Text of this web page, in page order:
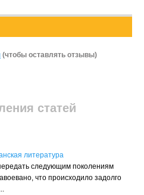
(чтобы оставлять отзывы)
статей
литература
следующим поколениям
что происходило задолго